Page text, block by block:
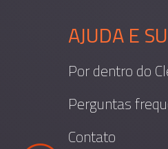
AJUDA E
Por dentro do
Perguntas
Contato